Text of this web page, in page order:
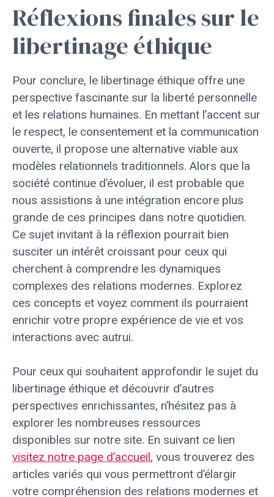
Réflexions finales sur le
libertinage éthique
Pour conclure, le libertinage éthique offre une
perspective fascinante sur la liberté personnelle
et les relations humaines. En mettant l’accent sur
le respect, le consentement et la communication
ouverte, il propose une alternative viable aux
modèles relationnels traditionnels. Alors que la
société continue d’évoluer, il est probable que
nous assistions à une intégration encore plus
grande de ces principes dans notre quotidien.
Ce sujet invitant à la réflexion pourrait bien
susciter un intérêt croissant pour ceux qui
cherchent à comprendre les dynamiques
complexes des relations modernes. Explorez
ces concepts et voyez comment ils pourraient
enrichir votre propre expérience de vie et vos
interactions avec autrui.
Pour ceux qui souhaitent approfondir le sujet du
libertinage éthique et découvrir d’autres
perspectives enrichissantes, n’hésitez pas à
explorer les nombreuses ressources
disponibles sur notre site. En suivant ce lien
visitez notre page d’accueil, vous trouverez des
articles variés qui vous permettront d’élargir
votre compréhension des relations modernes et